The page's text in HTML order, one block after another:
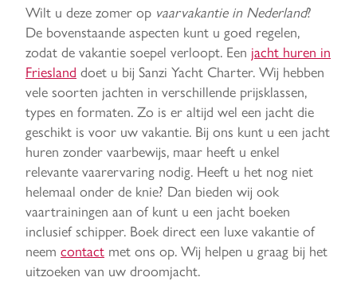
Wilt u deze zomer op vaarvakantie in Nederland?
De bovenstaande aspecten kunt u goed regelen,
zodat de vakantie soepel verloopt. Een jacht huren in
Friesland doet u bij Sanzi Yacht Charter. Wij hebben
vele soorten jachten in verschillende prijsklassen,
types en formaten. Zo is er altijd wel een jacht die
geschikt is voor uw vakantie. Bij ons kunt u een jacht
huren zonder vaarbewijs, maar heeft u enkel
relevante vaarervaring nodig. Heeft u het nog niet
helemaal onder de knie? Dan bieden wij ook
vaartrainingen aan of kunt u een jacht boeken
inclusief schipper. Boek direct een luxe vakantie of
neem contact met ons op. Wij helpen u graag bij het
uitzoeken van uw droomjacht.